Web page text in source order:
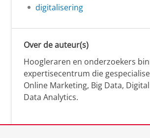
digitalisering
Over de auteur(s)
Hoogleraren en onderzoekers
expertisecentrum die
Online Marketing, Big Data,
Data Analytics.